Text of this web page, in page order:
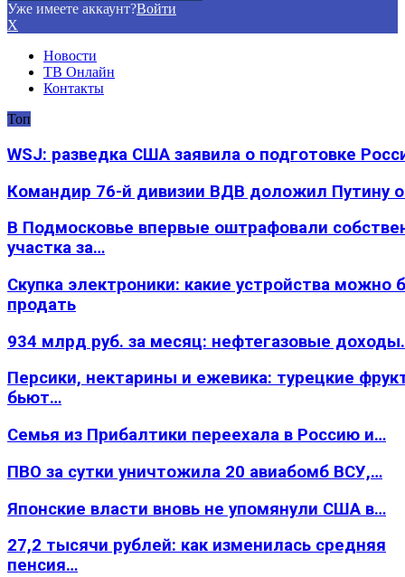
Уже имеете аккаунт?Войти
X
Новости
ТВ Онлайн
Контакты
Топ
WSJ: разведка США заявила о подготовке
Командир 76-й дивизии ВДВ доложил Путину
В Подмосковье впервые оштрафовали
участка за…
Скупка электроники: какие устройства можно
продать
934 млрд руб. за месяц: нефтегазовые
Персики, нектарины и ежевика: турецкие
бьют…
Семья из Прибалтики переехала в Россию и…
ПВО за сутки уничтожила 20 авиабомб ВСУ,…
Японские власти вновь не упомянули США в…
27,2 тысячи рублей: как изменилась средняя
пенсия…